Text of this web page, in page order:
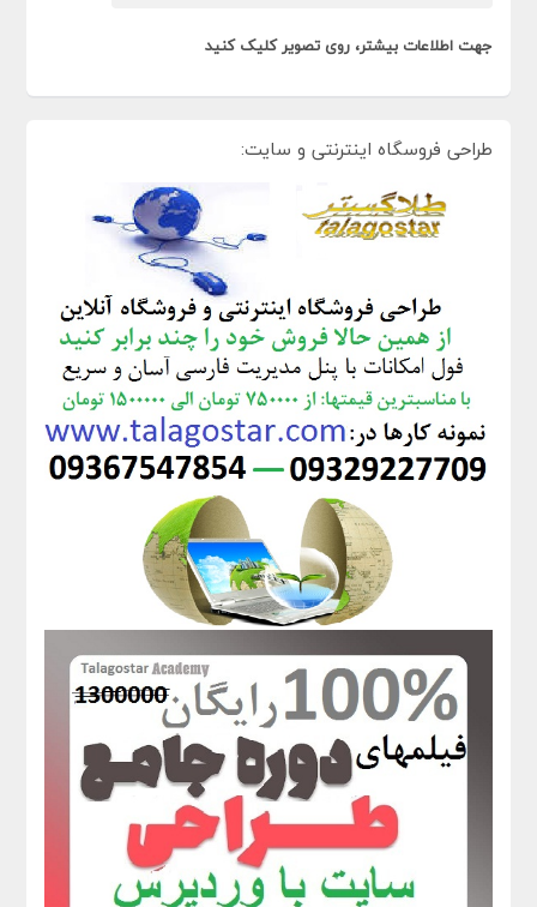
جهت اطلاعات بیشتر، روی تصویر کلیک کنید
طراحی فروسگاه اینترنتی و سایت: